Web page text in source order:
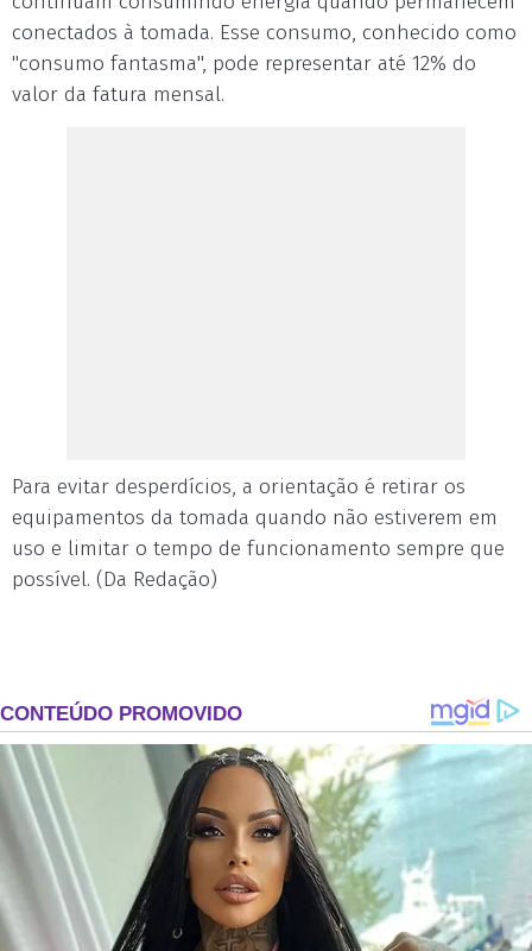
conectados à tomada. Esse consumo, conhecido como
"consumo fantasma", pode representar até 12% do
valor da fatura mensal.
Para evitar desperdícios, a orientação é retirar os
equipamentos da tomada quando não estiverem em
uso e limitar o tempo de funcionamento sempre que
possível. (Da Redação)